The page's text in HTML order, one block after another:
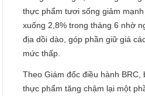
thực phẩm tươi sống giảm
xuống 2,8% trong tháng 6 nhờ
địa dồi dào, góp phần giữ giá
mức thấp.
Theo Giám đốc điều hành BRC,
thực phẩm tăng chậm lại một